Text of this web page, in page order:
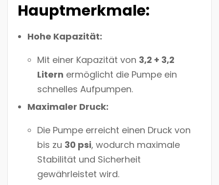
Hauptmerkmale:
Hohe Kapazität:
Mit einer Kapazität von 3,2 + 3,2
Litern ermöglicht die Pumpe ein
schnelles Aufpumpen.
Maximaler Druck:
Die Pumpe erreicht einen Druck von
bis zu 30 psi, wodurch maximale
Stabilität und Sicherheit
gewährleistet wird.